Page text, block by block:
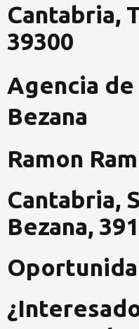
Cantabria,
39300
Agencia
Bezana
Ramon
Cantabria,
Bezana,